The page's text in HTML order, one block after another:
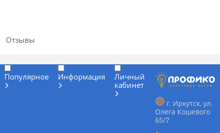
Отзывы
Популярное Информация
Личный
кабинет
г. Иркутск, ул.
Олега Кошевого
65/7